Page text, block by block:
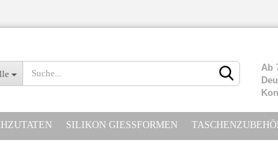
Ab
SILIKON GIESSFORMEN